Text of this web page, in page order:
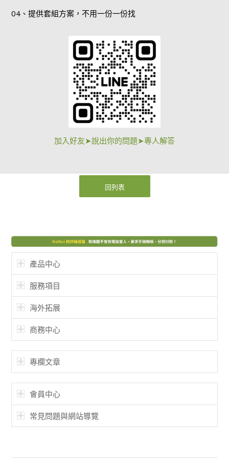
04、提供套組方案，不用一份一份找
加入好友➤說出你的問題➤專人解答
回列表
產品中心
服務項目
海外拓展
商務中心
專欄文章
會員中心
常見問題與網站導覽